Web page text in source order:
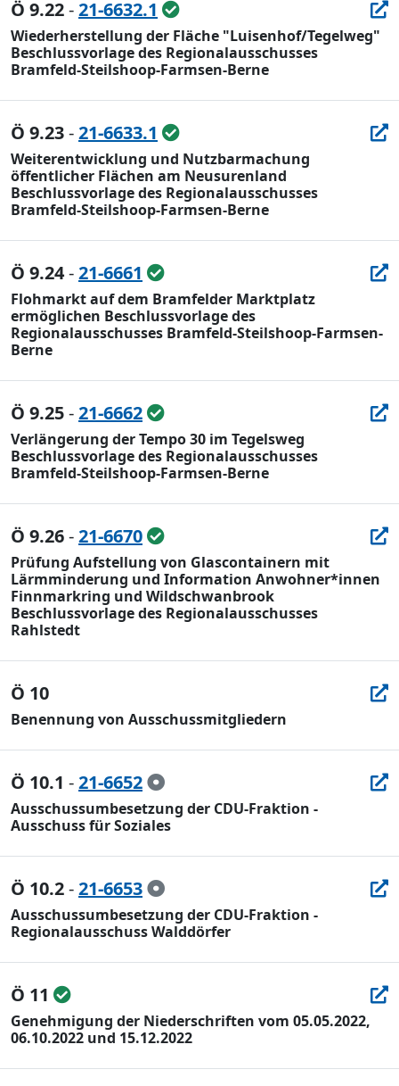
Ö 9.22-21-6632.1
Wiederherstellung der Fläche "Luisenhof/Tegelweg"
Beschlussvorlage des Regionalausschusses
Bramfeld-Steilshoop-Farmsen-Berne
Ö 9.23-21-6633.1
Weiterentwicklung und Nutzbarmachung
öffentlicher Flächen am Neusurenland
Beschlussvorlage des Regionalausschusses
Bramfeld-Steilshoop-Farmsen-Berne
Ö 9.24-21-6661
Flohmarkt auf dem Bramfelder Marktplatz
ermöglichen Beschlussvorlage des
Regionalausschusses Bramfeld-Steilshoop-Farmsen-
Berne
Ö 9.25-21-6662
Verlängerung der Tempo 30 im Tegelsweg
Beschlussvorlage des Regionalausschusses
Bramfeld-Steilshoop-Farmsen-Berne
Ö 9.26-21-6670
Prüfung Aufstellung von Glascontainern mit
Lärmminderung und Information Anwohner*innen
Finnmarkring und Wildschwanbrook
Beschlussvorlage des Regionalausschusses
Rahlstedt
Ö 10
Benennung von Ausschussmitgliedern
Ö 10.1 -21-6652
Ausschussumbesetzung der CDU-Fraktion -
Ausschuss für Soziales
Ö 10.2-21-6653
Ausschussumbesetzung der CDU-Fraktion -
Regionalausschuss Walddörfer
Ö 11
Genehmigung der Niederschriften vom 05.05.2022,
06.10.2022 und 15.12.2022